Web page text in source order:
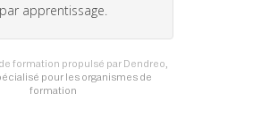
par apprentissage.
formation propulsé par Dendreo,
pour les organismes de
formation